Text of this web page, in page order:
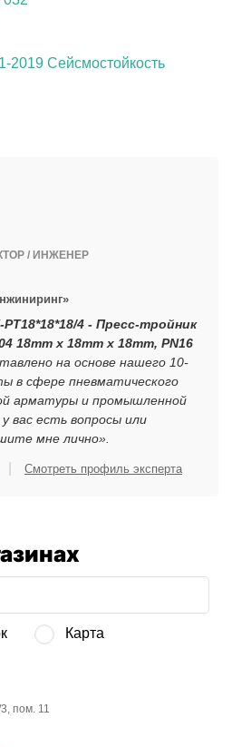
2019 Сейсмостойкость
/ ИНЖЕНЕР
PT18*18*18/4 - Пресс-тройник
18mm x 18mm x 18mm, PN16
на основе нашего 10-
в сфере пневматического
арматуры и промышленной
вас есть вопросы или
мне лично».
Смотреть профиль эксперта
Карта
пом. 11